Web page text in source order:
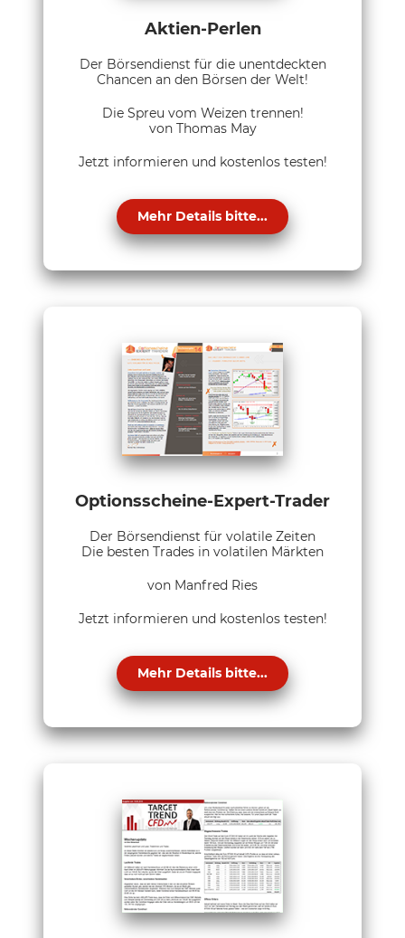
Aktien-Perlen
Der Börsendienst für die unentdeckten
Chancen an den Börsen der Welt!
Die Spreu vom Weizen trennen!
von Thomas May
Jetzt informieren und kostenlos testen!
Mehr Details bitte...
Optionsscheine-Expert-Trader
Der Börsendienst für volatile Zeiten
Die besten Trades in volatilen Märkten
von Manfred Ries
Jetzt informieren und kostenlos testen!
Mehr Details bitte...